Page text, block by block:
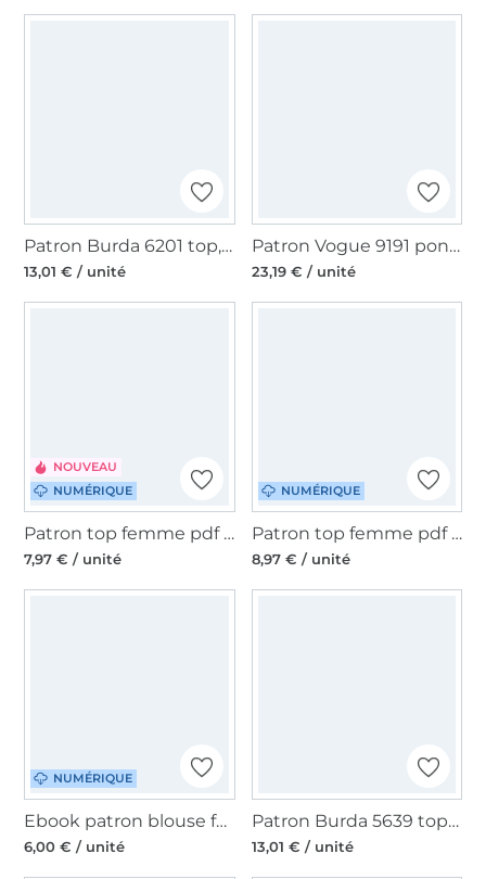
Patron Burda 6201 top, en français
13,01 € / unité
Patron Vogue 9191 poncho, top, pantalon femme, en français
23,19 € / unité
NOUVEAU
NUMÉRIQUE
Patron top femme pdf Madame Delia Studio Schnittreif, en allemand
7,97 € / unité
NUMÉRIQUE
Patron top femme pdf Limonade unter Palmen Einfach anziehend, en allemand
8,97 € / unité
NUMÉRIQUE
Ebook patron blouse femme pdf Helena My Image S1309, en français
6,00 € / unité
Patron Burda 5639 top femme, en français
13,01 € / unité